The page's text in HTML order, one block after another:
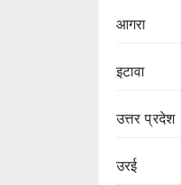
आगरा
इटावा
उत्तर प्रदेश
उरई